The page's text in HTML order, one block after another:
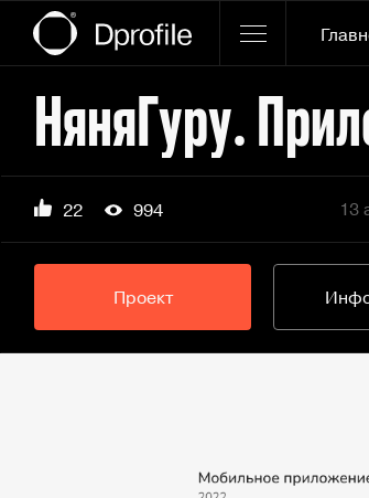
НяняГуру.
22 994 13
Проект